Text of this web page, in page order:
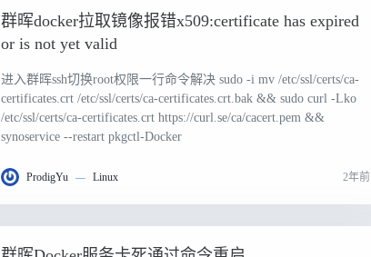
群晖docker拉取镜像报错x509:certificate has expired
or is not yet valid
进入群晖ssh切换root权限一行命令解决 sudo -i mv /etc/ssl/certs/ca-
certificates.crt /etc/ssl/certs/ca-certificates.crt.bak && sudo curl -Lko
/etc/ssl/certs/ca-certificates.crt https://curl.se/ca/cacert.pem &&
synoservice --restart pkgctl-Docker
ProdigYu — Linux 2年前